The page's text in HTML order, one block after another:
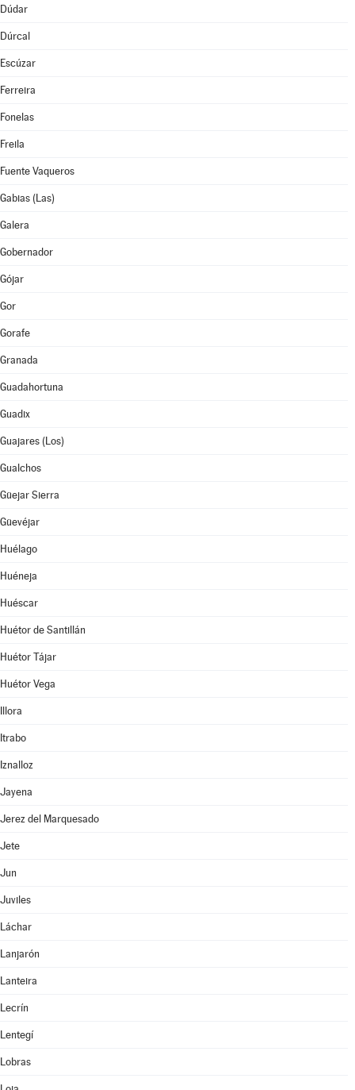
Dúdar
Dúrcal
Escúzar
Ferreira
Fonelas
Freila
Fuente Vaqueros
Gabias (Las)
Galera
Gobernador
Gójar
Gor
Gorafe
Granada
Guadahortuna
Guadix
Guajares (Los)
Gualchos
Güejar Sierra
Güevéjar
Huélago
Huéneja
Huéscar
Huétor de Santillán
Huétor Tájar
Huétor Vega
Illora
Itrabo
Iznalloz
Jayena
Jerez del Marquesado
Jete
Jun
Juviles
Láchar
Lanjarón
Lanteira
Lecrín
Lentegí
Lobras